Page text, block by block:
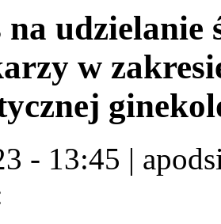
udzielanie
w
- 13:45 |